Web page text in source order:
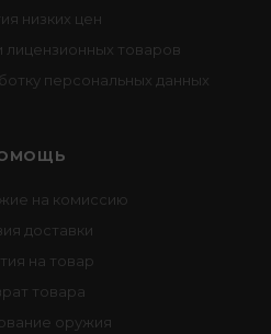
низких цен
товаров
персональных данных
на комиссию
доставки
на товар
товара
оружия